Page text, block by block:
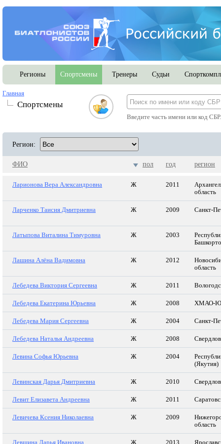
Регионы Спортсмены Тренеры Судьи
Главная
Спортсмены
Введите часть имени или код
Регион:
ФИО пол год регион
Ларионова Вера Александровна Ж 2011
область
Ларченко Таисия Дмитриевна Ж 2009 Санкт-
Латыпова Виталина Тимуровна Ж 2003
Лашина Алёна Вадимовна Ж 2012
область
Лебедева Виктория Сергеевна Ж 2011
Лебедева Екатерина Юрьевна Ж 2008 ХМАО-
Лебедева Мария Сергеевна Ж 2004 Санкт-
Лебедева Наталья Андреевна Ж 2008
Левина Софья Юрьевна Ж 2004
(Якутия)
Левинская Дарья Дмитриевна Ж 2010
Левит Елизавета Андреевна Ж 2011
Левичева Ксения Николаевна Ж 2009
область
Левшина Дарья Ивановна Ж 2013